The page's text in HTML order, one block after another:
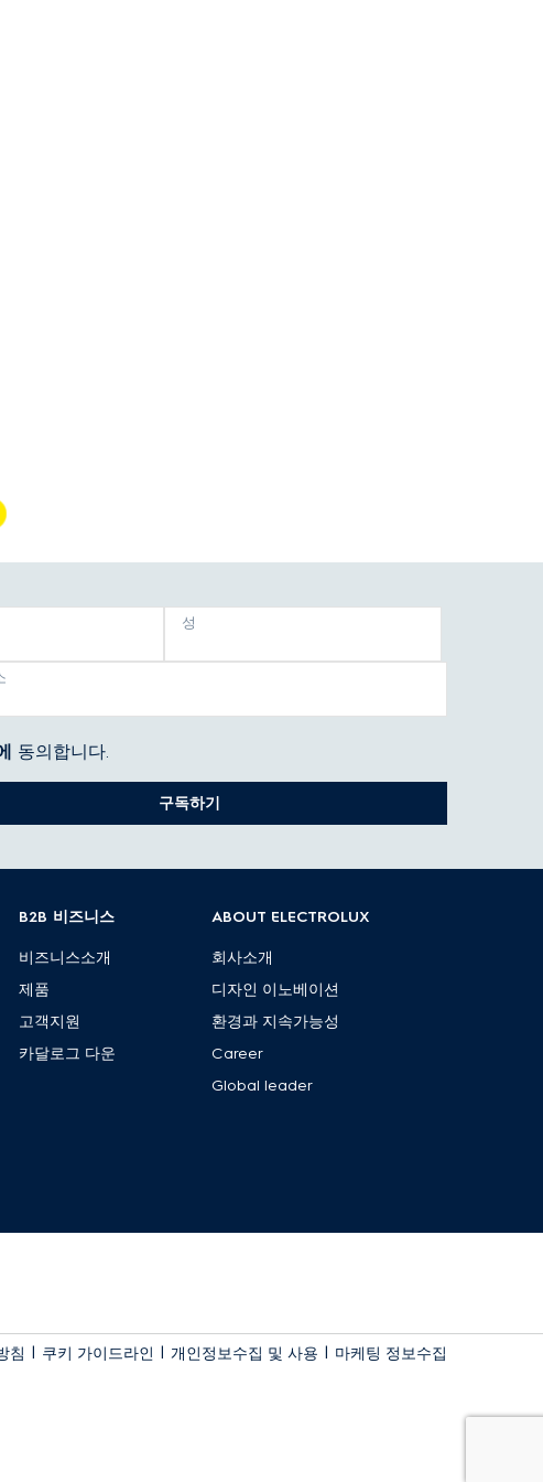
성
동의합니다.
구독하기
B2B 비즈니스
비즈니스소개
제품
고객지원
카달로그 다운
ABOUT ELECTROLUX
회사소개
디자인 이노베이션
환경과 지속가능성
Career
Global leader
침 | 쿠키 가이드라인 | 개인정보수집 및 사용 | 마케팅 정보수집